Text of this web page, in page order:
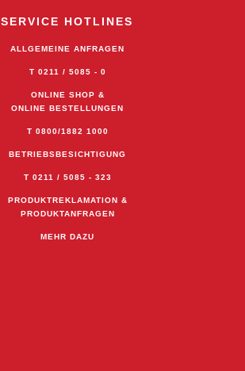
SERVICE HOTLINES
ALLGEMEINE ANFRAGEN
T 0211 / 5085 - 0
ONLINE SHOP &
ONLINE BESTELLUNGEN
T 0800/1882 1000
BETRIEBSBESICHTIGUNG
T 0211 / 5085 - 323
PRODUKTREKLAMATION &
PRODUKTANFRAGEN
MEHR DAZU